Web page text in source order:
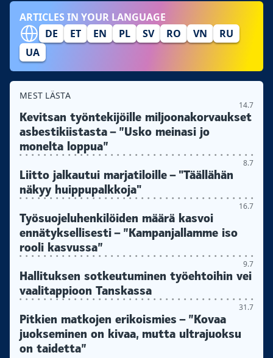
ARTICLES IN YOUR LANGUAGE
DE
ET EN PL SV RO VN
RU
UA
MEST LÄSTA
14.7
Kevitsan työntekijöille miljoonakorvaukset
asbestikiistasta – ”Usko meinasi jo
monelta loppua”
8.7
Liitto jalkautui marjatiloille – "Täällähän
näkyy huippupalkkoja"
16.7
Työsuojeluhenkilöiden määrä kasvoi
ennätyksellisesti – ”Kampanjallamme iso
rooli kasvussa”
9.7
Hallituksen sotkeutuminen työehtoihin vei
vaalitappioon Tanskassa
31.7
Pitkien matkojen erikoismies – ”Kovaa
juokseminen on kivaa, mutta ultrajuoksu
on taidetta”